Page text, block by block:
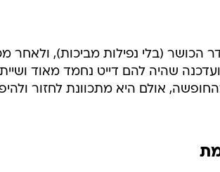
(בלי נפילות מביכות), ולאחר
שהיה להם דייט נחמד מאוד
אולם היא מתכוונת לחזור